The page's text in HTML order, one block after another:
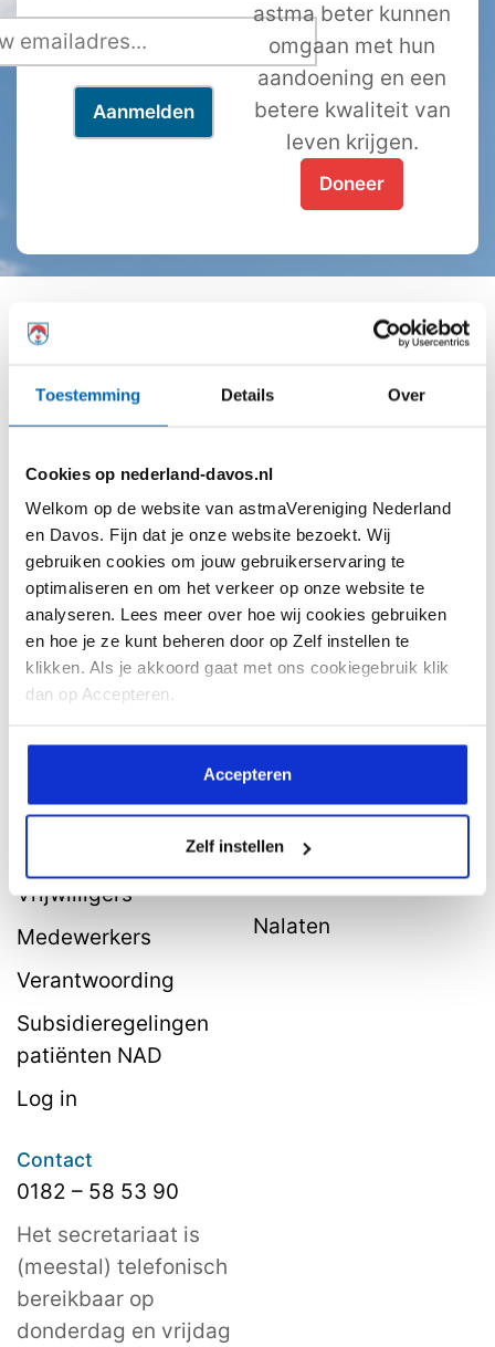
Toestemming Details Over
Cookies op nederland-davos.nl
Welkom op de website van astmaVereniging Nederland
en Davos. Fijn dat je onze website bezoekt. Wij
gebruiken cookies om jouw gebruikerservaring te
optimaliseren en om het verkeer op onze website te
analyseren. Lees meer over hoe wij cookies gebruiken
en hoe je ze kunt beheren door op Zelf instellen te
klikken. Als je akkoord gaat met ons cookiegebruik klik
dan op Accepteren.
Accepteren
Zelf instellen
astma beter kunnen
omgaan met hun
aandoening en een
betere kwaliteit van
leven krijgen.
Doneer
Feiten en Cijfers
Astma Actieplan
Informatiekaarten
Interessante websites
Vragen en antwoorden
Downloads
Ervaringsverhalen
Reactie! Magazine
Reactie! Online
Video's
Doelstelling
Vrijwilligers
Medewerkers
Verantwoording
Subsidieregelingen
patiënten NAD
Log in
Lid worden
Doneren
Doneren met
belastingvoordeel
Nalaten
Contact
0182 – 58 53 90
Het secretariaat is
(meestal) telefonisch
bereikbaar op
donderdag en vrijdag